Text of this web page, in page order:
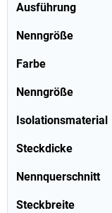
Ausführung
Nenngröße
Farbe
Nenngröße
Isolationsmaterial
Steckdicke
Nennquerschnitt
Steckbreite